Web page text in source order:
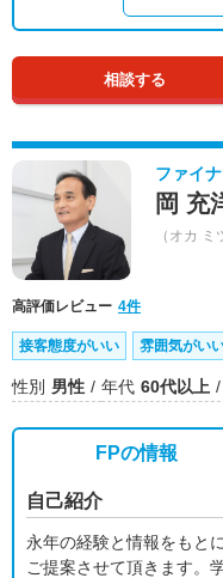
相談する
ファイ
岡 充
（オカ ミ
高評価レビュー 4件
接客態度がいい 雰囲気がい
性別 男性 年代 60代以上
FPの情報
自己紹介
永年の経験と情報をもと
ご提案させて頂きます。